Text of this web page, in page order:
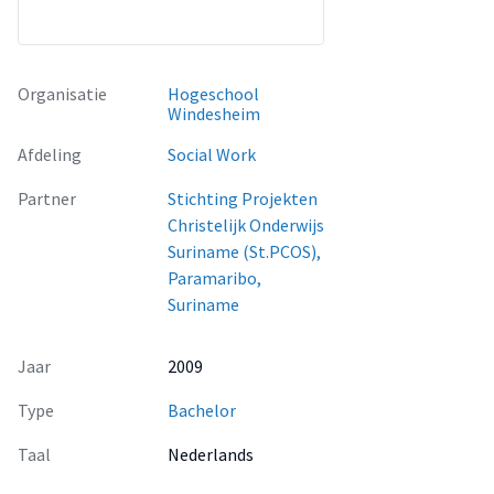
Uit het onderzoek is gebleken dat 83% van de
opvoedingsondersteuning. Hierbij gaat de voorkeur uit naar
het krijgen van ondersteuning in de vorm van cursussen en
trainingen over verschillende onderwerpen.
Organisatie
Hogeschool
Windesheim
Afdeling
Social Work
Partner
Stichting Projekten
Christelijk Onderwijs
Suriname (St.PCOS),
Paramaribo,
Suriname
Jaar
2009
Type
Bachelor
Taal
Nederlands